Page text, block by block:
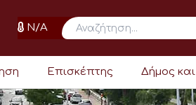
N/A
Επισκέπτης Δήμος και